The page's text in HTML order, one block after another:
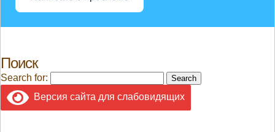
Поиск
Search for:
Версия сайта для слабовидящих